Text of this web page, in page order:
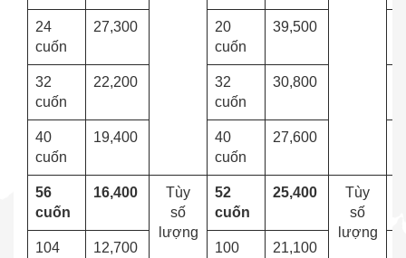
24
cuốn
27,300
20
cuốn
39,500
32
cuốn
22,200
32
cuốn
30,800
40
cuốn
19,400
40
cuốn
27,600
56
cuốn
16,400
Tùy
số
lượng
52
cuốn
25,400
Tùy
số
lượng
104
12,700
100
21,100